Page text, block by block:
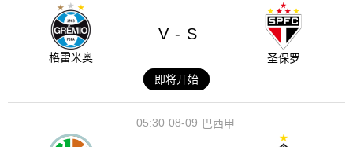
格雷米奥
V - S
圣保罗
即将开始
08-09
05:30 巴西甲